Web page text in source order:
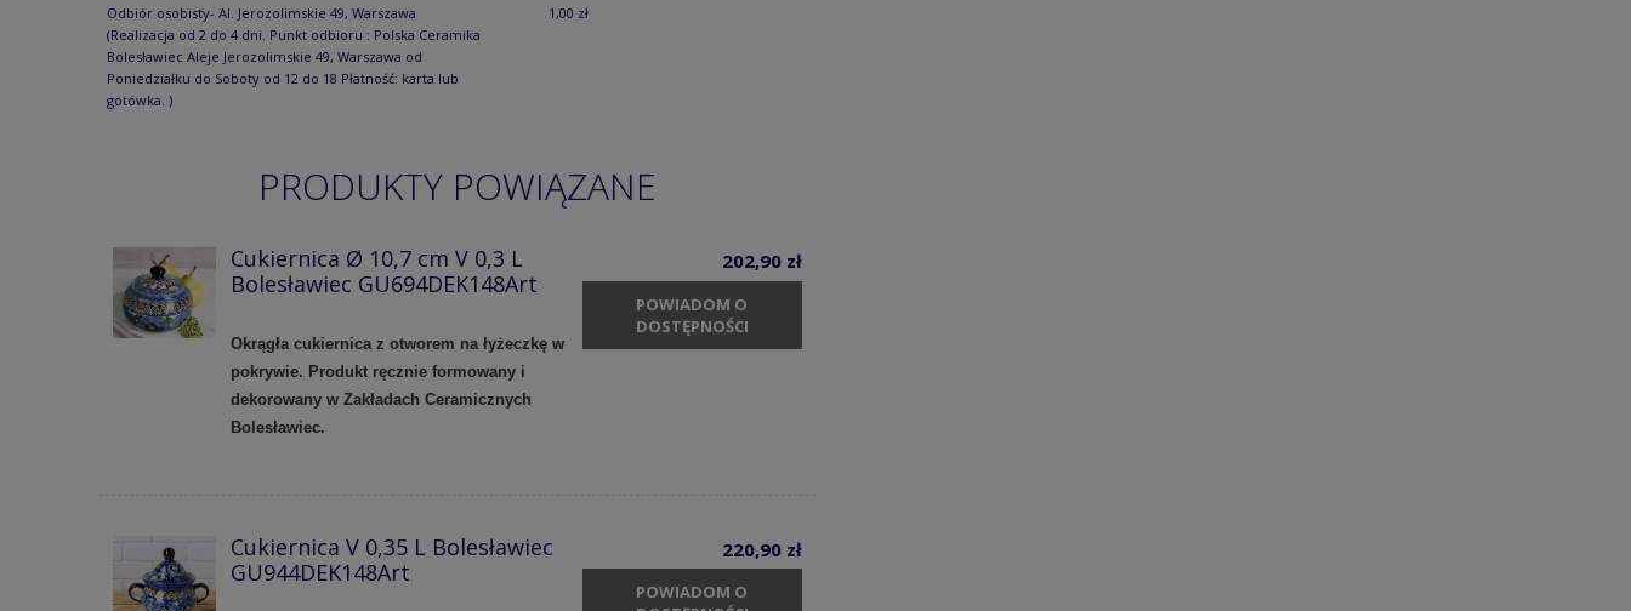
Odbiór osobisty- Al. Jerozolimskie 49, Warszawa
(Realizacja od 2 do 4 dni. Punkt odbioru : Polska Ceramika
Bolesławiec Aleje Jerozolimskie 49, Warszawa od
Poniedziałku do Soboty od 12 do 18 Płatność: karta lub
gotówka. )
1,00 zł
PRODUKTY POWIĄZANE
Cukiernica Ø 10,7 cm V 0,3 L
Bolesławiec GU694DEK148Art
Okrągła cukiernica z otworem na łyżeczkę w
pokrywie. Produkt ręcznie formowany i
dekorowany w Zakładach Ceramicznych
Bolesławiec.
202,90 zł
POWIADOM O
DOSTĘPNOŚCI
Cukiernica V 0,35 L Bolesławiec
GU944DEK148Art
220,90 zł
POWIADOM O